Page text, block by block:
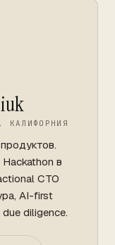
КАЛИФОРНИЯ
в
CTO
AI-first
diligence.